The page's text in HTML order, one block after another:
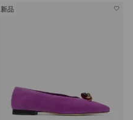
新品